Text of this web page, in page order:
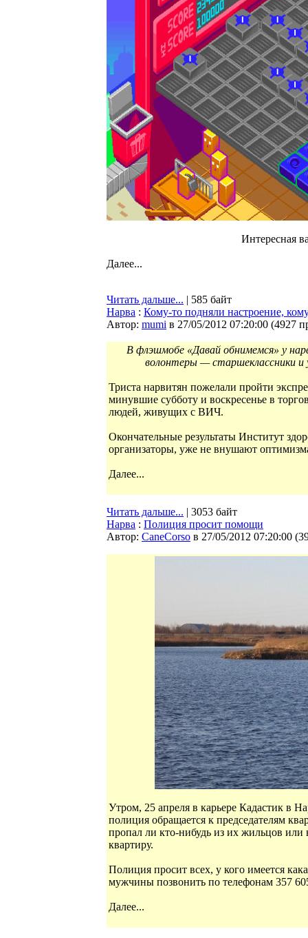
Интересная
Далее...
Читать дальше... | 585 байт
Нарва : Кому-то подняли настроение,
Автор: mumi в 27/05/2012 07:20:00 (4927
В флэшмобе «Давай обнимемся» у
волонтеры — старшеклассники и
Триста нарвитян пожелали пройти
минувшие субботу и воскресенье в
людей, живущих с ВИЧ.
Окончательные результаты Институт
организаторы, уже не внушают
Далее...
Читать дальше... | 3053 байт
Нарва : Полиция просит помощи
Автор: CaneCorso в 27/05/2012 07:20:00 (
Утром, 25 апреля в карьере Кадастик в
полиция обращается к председателям
пропал ли кто-нибудь из их жильцов или
квартиру.
Полиция просит всех, у кого имеется
мужчины позвонить по телефонам 357
Далее...